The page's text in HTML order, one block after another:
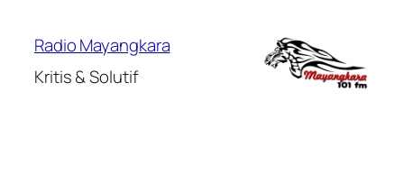
Radio Mayangkara
Kritis & Solutif